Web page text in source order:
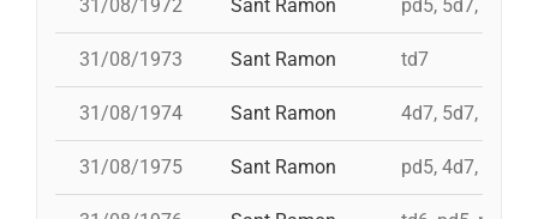
31/08/1972 Sant Ramon pd5, 5d7, td7,
31/08/1973 Sant Ramon td7
31/08/1974 Sant Ramon 4d7, 5d7, 3d7s,
31/08/1975 Sant Ramon pd5, 4d7, 4d7a,